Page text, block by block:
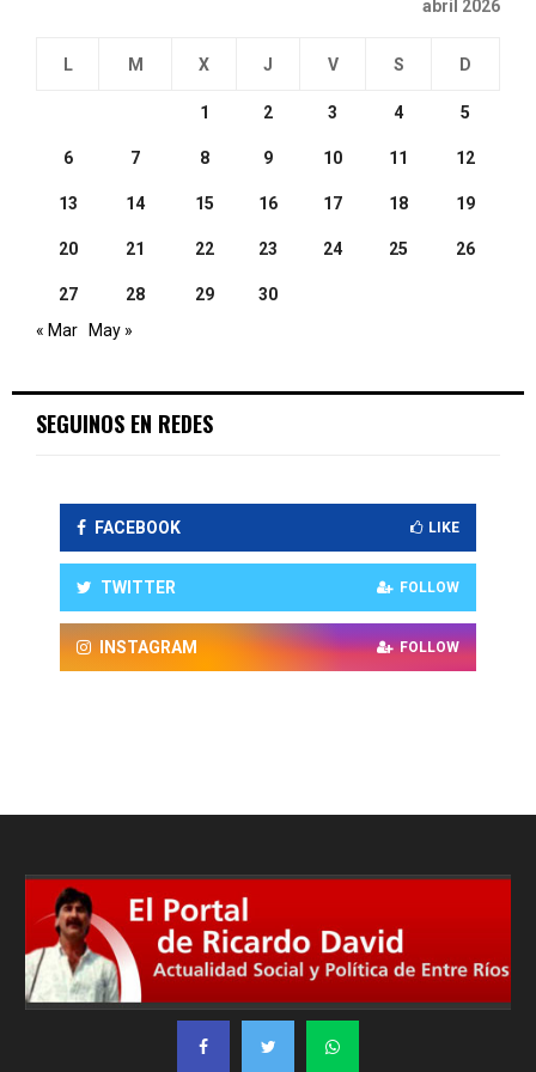
abril 2026
L M X J V S D
1 2 3 4 5
6 7 8 9 10 11 12
13 14 15 16 17 18 19
20 21 22 23 24 25 26
27 28 29
30
« Mar
May »
SEGUINOS EN REDES
FACEBOOK LIKE
TWITTER FOLLOW
INSTAGRAM FOLLOW